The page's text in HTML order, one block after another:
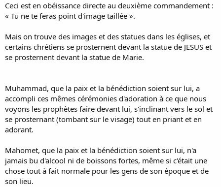
Ceci est en obéissance directe au deuxième commandement :
« Tu ne te feras point d'image taillée ».
Mais on trouve des images et des statues dans les églises, et
certains chrétiens se prosternent devant la statue de JESUS et
se prosternent devant la statue de Marie.
Muhammad, que la paix et la bénédiction soient sur lui, a
accompli ces mêmes cérémonies d'adoration à ce que nous
voyons les prophètes faire devant lui, s'inclinant vers le sol et
se prosternant (tombant sur le visage) tout en priant et en
adorant.
Mahomet, que la paix et la bénédiction soient sur lui, n'a
jamais bu d'alcool ni de boissons fortes, même si c'était une
chose tout à fait normale pour les gens de son époque et de
son lieu.